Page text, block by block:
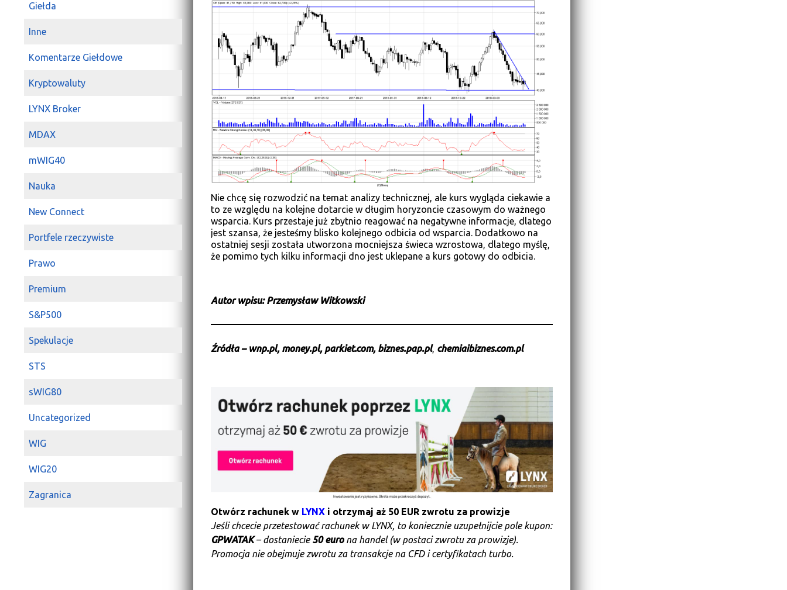
Nie chcę się rozwodzić na temat analizy technicznej, ale kurs wygląda ciekawie a
to ze względu na kolejne dotarcie w długim horyzoncie czasowym do ważnego
wsparcia. Kurs przestaje już zbytnio reagować na negatywne informacje, dlatego
jest szansa, że jesteśmy blisko kolejnego odbicia od wsparcia. Dodatkowo na
ostatniej sesji została utworzona mocniejsza świeca wzrostowa, dlatego myślę,
że pomimo tych kilku informacji dno jest uklepane a kurs gotowy do odbicia.
Autor wpisu: Przemysław Witkowski
Źródła – wnp.pl, money.pl, parkiet.com, biznes.pap.pl, chemiaibiznes.com.pl
Otwórz rachunek w LYNXi otrzymaj aż 50 EUR zwrotu za prowizje
Jeśli chcecie przetestować rachunek w LYNX, to koniecznie uzupełnijcie pole kupon:
GPWATAK– dostaniecie 50 eurona handel (w postaci zwrotu za prowizje).
Promocja nie obejmuje zwrotu za transakcje na CFD i certyfikatach turbo.
Giełda
Inne
Komentarze Giełdowe
Kryptowaluty
LYNX Broker
MDAX
mWIG40
Nauka
New Connect
Portfele rzeczywiste
Prawo
Premium
S&P500
Spekulacje
STS
sWIG80
Uncategorized
WIG
WIG20
Zagranica